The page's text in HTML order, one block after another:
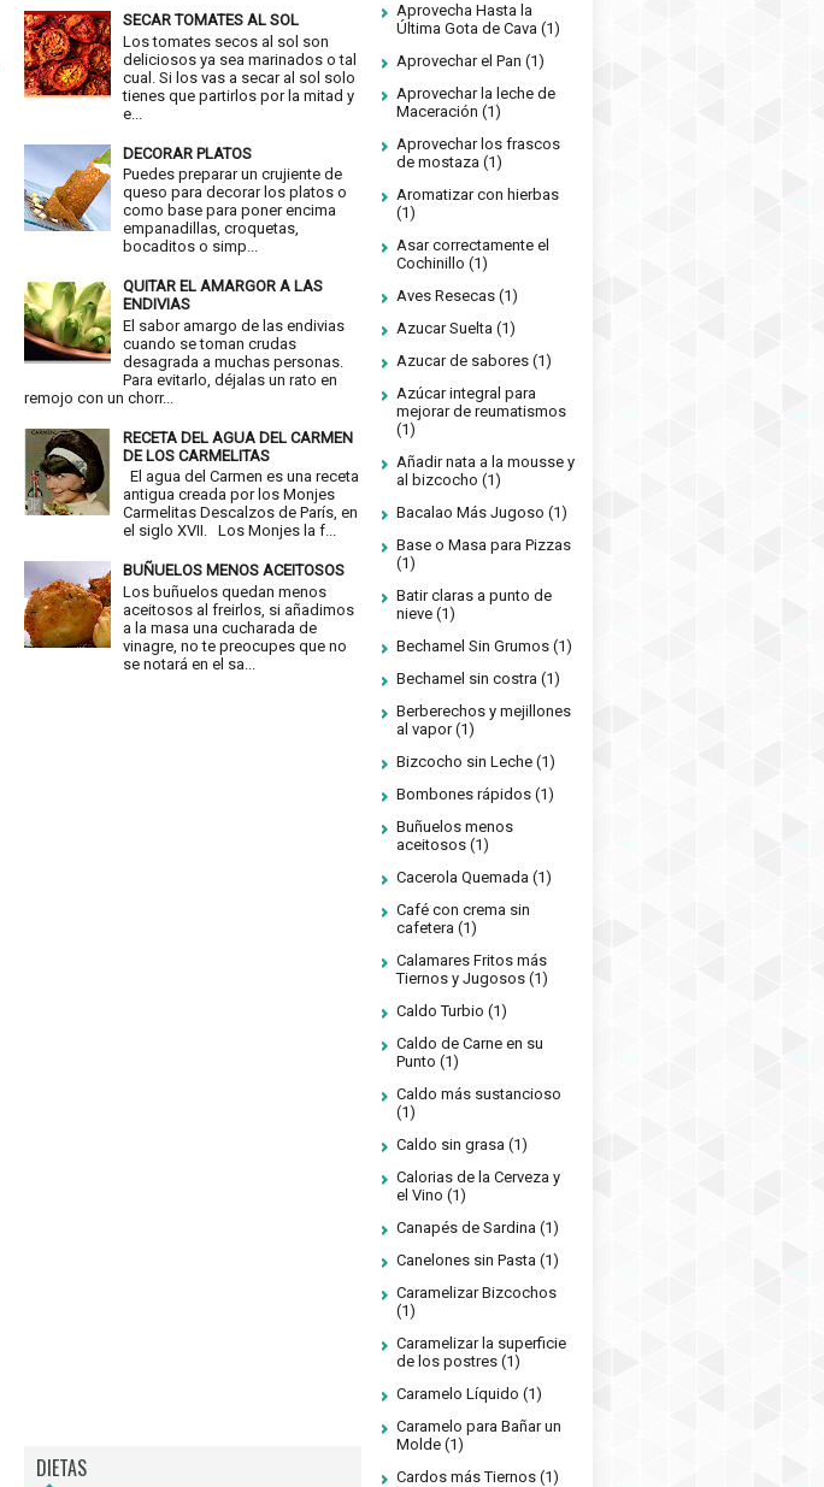
SECAR TOMATES AL SOL
Los tomates secos al sol son
deliciosos ya sea marinados o tal
cual. Si los vas a secar al sol solo
tienes que partirlos por la mitad y
e...
DECORAR PLATOS
Puedes preparar un crujiente de
queso para decorar los platos o
como base para poner encima
empanadillas, croquetas,
bocaditos o simp...
QUITAR EL AMARGOR A LAS
ENDIVIAS
El sabor amargo de las endivias
cuando se toman crudas
desagrada a muchas personas.
Para evitarlo, déjalas un rato en
remojo con un chorr...
RECETA DEL AGUA DEL CARMEN
DE LOS CARMELITAS
El agua del Carmen es una receta
antigua creada por los Monjes
Carmelitas Descalzos de París, en
el siglo XVII. Los Monjes la f...
BUÑUELOS MENOS ACEITOSOS
Los buñuelos quedan menos
aceitosos al freirlos, si añadimos
a la masa una cucharada de
vinagre, no te preocupes que no
se notará en el sa...
DIETAS
Aprovecha Hasta la
Última Gota de Cava (1)
Aprovechar el Pan (1)
Aprovechar la leche de
Maceración (1)
Aprovechar los frascos
de mostaza (1)
Aromatizar con hierbas
(1)
Asar correctamente el
Cochinillo (1)
Aves Resecas (1)
Azucar Suelta (1)
Azucar de sabores (1)
Azúcar integral para
mejorar de reumatismos
(1)
Añadir nata a la mousse y
al bizcocho (1)
Bacalao Más Jugoso (1)
Base o Masa para Pizzas
(1)
Batir claras a punto de
nieve (1)
Bechamel Sin Grumos (1)
Bechamel sin costra (1)
Berberechos y mejillones
al vapor (1)
Bizcocho sin Leche (1)
Bombones rápidos (1)
Buñuelos menos
aceitosos (1)
Cacerola Quemada (1)
Café con crema sin
cafetera (1)
Calamares Fritos más
Tiernos y Jugosos (1)
Caldo Turbio (1)
Caldo de Carne en su
Punto (1)
Caldo más sustancioso
(1)
Caldo sin grasa (1)
Calorias de la Cerveza y
el Vino (1)
Canapés de Sardina (1)
Canelones sin Pasta (1)
Caramelizar Bizcochos
(1)
Caramelizar la superficie
de los postres (1)
Caramelo Líquido (1)
Caramelo para Bañar un
Molde (1)
Cardos más Tiernos (1)